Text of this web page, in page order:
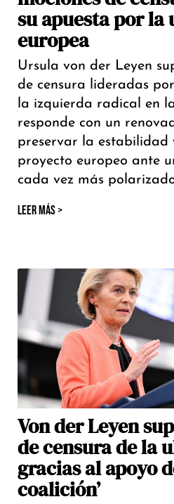
su apuesta por la
europea
Ursula von der Leyen
de censura lideradas
la izquierda radical en
responde con un
preservar la estabilidad
proyecto europeo ante
cada vez más
LEER MÁS >
Von der Leyen
de censura de la
gracias al apoyo
coalición’